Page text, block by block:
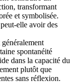
transformant
et symbolisée.
elle avoir des
spontanéité
dans la capacité du
plutôt que
sans réflexion.